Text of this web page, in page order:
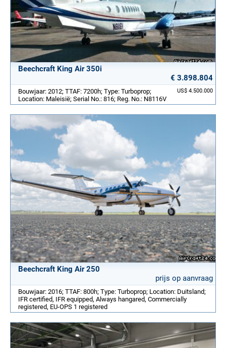
Beechcraft King Air 350i
€ 3.898.804
US$ 4.500.000
Bouwjaar: 2012; TTAF: 7200h; Type: Turboprop;
Location: Maleisië; Serial No.: 816; Reg. No.: N8116V
Beechcraft King Air 250
prijs op aanvraag
Bouwjaar: 2016; TTAF: 800h; Type: Turboprop; Location: Duitsland;
IFR certified, IFR equipped, Always hangared, Commercially
registered, EU-OPS 1 registered